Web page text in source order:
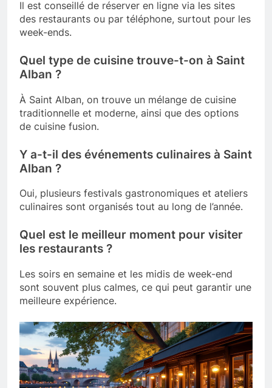
Il est conseillé de réserver en ligne via les sites
des restaurants ou par téléphone, surtout pour les
week-ends.
Quel type de cuisine trouve-t-on à Saint
Alban ?
À Saint Alban, on trouve un mélange de cuisine
traditionnelle et moderne, ainsi que des options
de cuisine fusion.
Y a-t-il des événements culinaires à Saint
Alban ?
Oui, plusieurs festivals gastronomiques et ateliers
culinaires sont organisés tout au long de l’année.
Quel est le meilleur moment pour visiter
les restaurants ?
Les soirs en semaine et les midis de week-end
sont souvent plus calmes, ce qui peut garantir une
meilleure expérience.